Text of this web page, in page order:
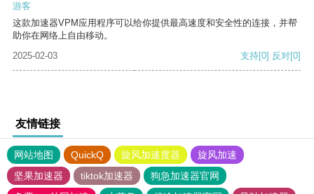
游客
这款加速器VPM应用程序可以给你提供最高速度和安全性的连接，并帮
助你在网络上自由移动。
2025-02-03
支持[0] 反对[0]
友情链接
网站地图 QuickQ 旋风加速度器
旋风加速
坚果加速器
tiktok加速器
狗急加速器官网